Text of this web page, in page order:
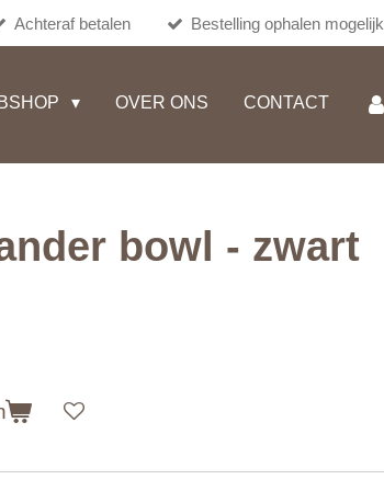
Achteraf betalen Bestelling ophalen mogelijk
OVER ONS CONTACT
bowl - zwart